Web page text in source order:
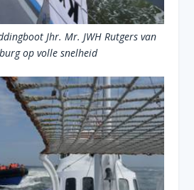
Jhr. Mr. JWH Rutgers van
op volle snelheid